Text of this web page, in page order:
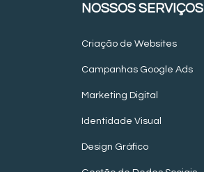
NOSSOS SERVIÇOS
Criação de Websites
Campanhas Google Ads
Marketing Digital
Identidade Visual
Design Gráfico